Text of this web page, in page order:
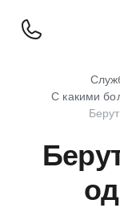
С какими